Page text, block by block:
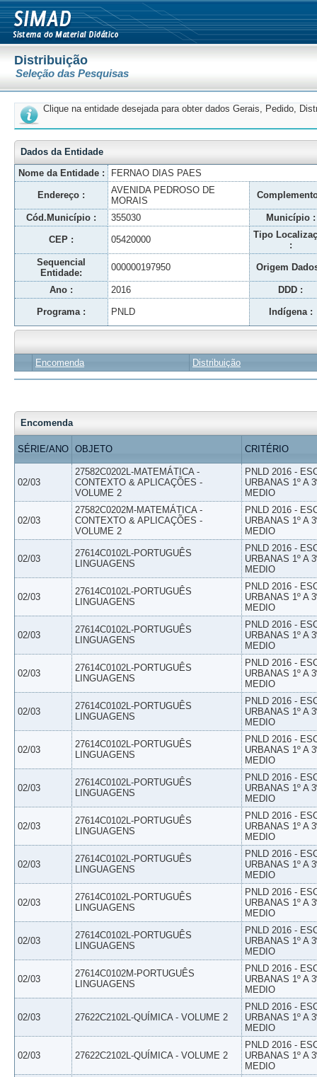
Distribuição
Seleção das Pesquisas
Clique na entidade desejada para obter dados Gerais, Pedido,
Dados da Entidade
Nome da Entidade :
FERNAO DIAS PAES
Endereço :
AVENIDA PEDROSO DE
MORAIS
Cód.Município : 355030 Município :
CEP : 05420000
Tipo
:
Sequencial
Entidade:
000000197950 Origem
Ano : 2016 DDD :
Programa : PNLD Indígena :
Encomenda Distribuição
Encomenda
SÉRIE/ANO OBJETO CRITÉRIO
02/03
27582C0202L-MATEMÁTICA -
CONTEXTO & APLICAÇÕES -
VOLUME 2
PNLD 2016 -
URBANAS 1º A
MEDIO
02/03
27582C0202M-MATEMÁTICA -
CONTEXTO & APLICAÇÕES -
VOLUME 2
PNLD 2016 -
URBANAS 1º A
MEDIO
02/03
27614C0102L-PORTUGUÊS
LINGUAGENS
PNLD 2016 -
URBANAS 1º A
MEDIO
02/03
27614C0102L-PORTUGUÊS
LINGUAGENS
PNLD 2016 -
URBANAS 1º A
MEDIO
02/03
27614C0102L-PORTUGUÊS
LINGUAGENS
PNLD 2016 -
URBANAS 1º A
MEDIO
02/03
27614C0102L-PORTUGUÊS
LINGUAGENS
PNLD 2016 -
URBANAS 1º A
MEDIO
02/03
27614C0102L-PORTUGUÊS
LINGUAGENS
PNLD 2016 -
URBANAS 1º A
MEDIO
02/03
27614C0102L-PORTUGUÊS
LINGUAGENS
PNLD 2016 -
URBANAS 1º A
MEDIO
02/03
27614C0102L-PORTUGUÊS
LINGUAGENS
PNLD 2016 -
URBANAS 1º A
MEDIO
02/03
27614C0102L-PORTUGUÊS
LINGUAGENS
PNLD 2016 -
URBANAS 1º A
MEDIO
02/03
27614C0102L-PORTUGUÊS
LINGUAGENS
PNLD 2016 -
URBANAS 1º A
MEDIO
02/03
27614C0102L-PORTUGUÊS
LINGUAGENS
PNLD 2016 -
URBANAS 1º A
MEDIO
02/03
27614C0102L-PORTUGUÊS
LINGUAGENS
PNLD 2016 -
URBANAS 1º A
MEDIO
02/03
27614C0102M-PORTUGUÊS
LINGUAGENS
PNLD 2016 -
URBANAS 1º A
MEDIO
02/03 27622C2102L-QUÍMICA - VOLUME 2
PNLD 2016 -
URBANAS 1º A
MEDIO
02/03 27622C2102L-QUÍMICA - VOLUME 2
PNLD 2016 -
URBANAS 1º A
MEDIO